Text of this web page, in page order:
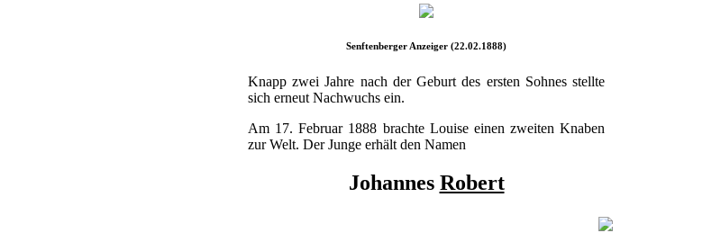
Senftenberger Anzeiger (22.02.1888)
Knapp zwei Jahre nach der Geburt des ersten Sohnes stellte
sich erneut Nachwuchs ein.
Am 17. Februar 1888 brachte Louise einen zweiten Knaben
zur Welt. Der Junge erhält den Namen
Johannes Robert